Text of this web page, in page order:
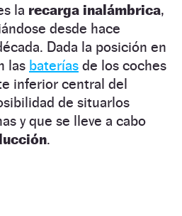
la recarga inalámbrica,
desde hace
Dada la posición en
las baterías de los coches
inferior central del
de situarlos
y que se lleve a cabo
.